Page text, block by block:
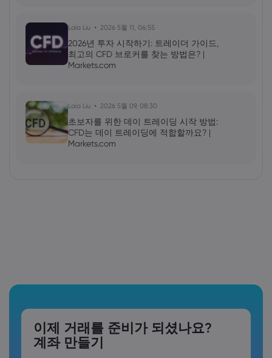
Laia Liu 2026 5월 11, 06:55
2026년 투자 시작하기: 트레이더 가이드,
최고의 CFD 브로커를 찾는 방법은? |
Markets.com
Laia Liu 2026 5월 09, 08:30
초보자를 위한 데이 트레이딩 시작 방법:
CFD는 데이 트레이딩에 적합할까요? |
Markets.com
이제 거래를 준비가 되셨나요?
계좌 만들기